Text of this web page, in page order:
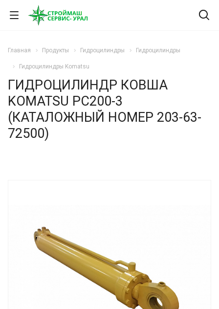
Главная Продукты Гидроцилиндры Гидроцилиндры
Гидроцилиндры Komatsu
ГИДРОЦИЛИНДР КОВША
KOMATSU PC200-3
(КАТАЛОЖНЫЙ НОМЕР 203-63-
72500)